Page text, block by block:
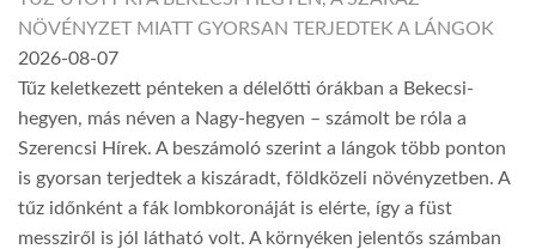
NÖVÉNYZET MIATT GYORSAN TERJEDTEK A LÁNGOK
2026-08-07
Tűz keletkezett pénteken a délelőtti órákban a Bekecsi-
hegyen, más néven a Nagy-hegyen – számolt be róla a
Szerencsi Hírek. A beszámoló szerint a lángok több ponton
is gyorsan terjedtek a kiszáradt, földközeli növényzetben. A
tűz időnként a fák lombkoronáját is elérte, így a füst
messziről is jól látható volt. A környéken jelentős számban